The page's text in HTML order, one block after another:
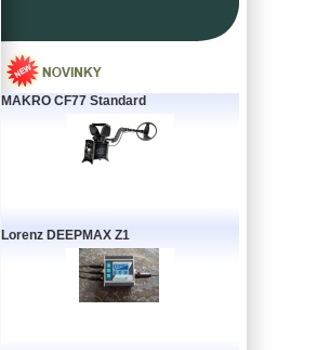
MAKRO CF77 Standard
Lorenz DEEPMAX Z1